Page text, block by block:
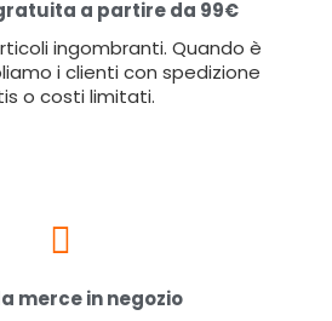
a partire da 99€
ingombranti. Quando è
i clienti con spedizione
o costi limitati.
merce in negozio